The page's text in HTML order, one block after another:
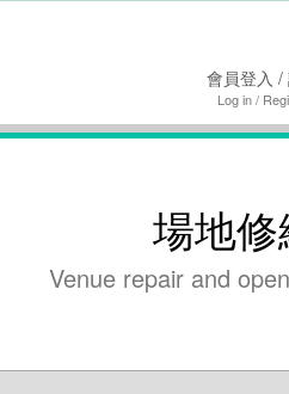
會員登入 /
Log in /
場地
Venue repair and